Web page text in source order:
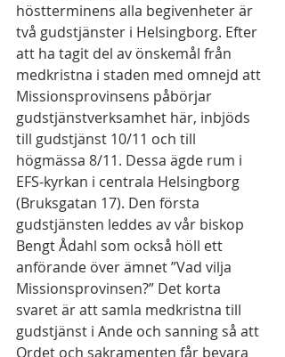
höstterminens alla begivenheter är
två gudstjänster i Helsingborg. Efter
att ha tagit del av önskemål från
medkristna i staden med omnejd att
Missionsprovinsens påbörjar
gudstjänstverksamhet här, inbjöds
till gudstjänst 10/11 och till
högmässa 8/11. Dessa ägde rum i
EFS-kyrkan i centrala Helsingborg
(Bruksgatan 17). Den första
gudstjänsten leddes av vår biskop
Bengt Ådahl som också höll ett
anförande över ämnet ”Vad vilja
Missionsprovinsen?” Det korta
svaret är att samla medkristna till
gudstjänst i Ande och sanning så att
Ordet och sakramenten får bevara